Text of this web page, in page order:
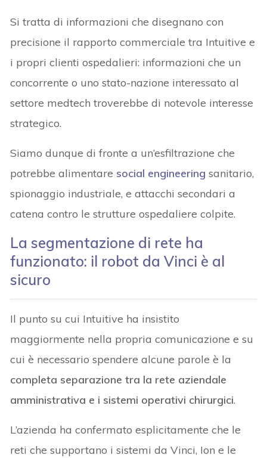
Si tratta di informazioni che disegnano con
precisione il rapporto commerciale tra Intuitive e
i propri clienti ospedalieri: informazioni che un
concorrente o uno stato-nazione interessato al
settore medtech troverebbe di notevole interesse
strategico.
Siamo dunque di fronte a un’esfiltrazione che
potrebbe alimentare social engineering sanitario,
spionaggio industriale, e attacchi secondari a
catena contro le strutture ospedaliere colpite.
La segmentazione di rete ha
funzionato: il robot da Vinci è al
sicuro
Il punto su cui Intuitive ha insistito
maggiormente nella propria comunicazione e su
cui è necessario spendere alcune parole è la
completa separazione tra la rete aziendale
amministrativa e i sistemi operativi chirurgici.
L’azienda ha confermato esplicitamente che le
reti che supportano i sistemi da Vinci, Ion e le